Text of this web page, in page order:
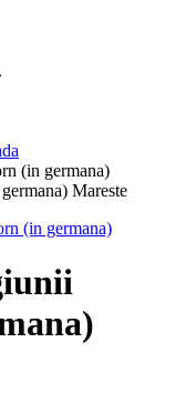
(in germana)
Mareste